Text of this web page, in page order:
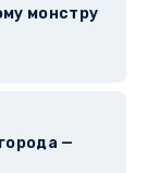
монстру
—